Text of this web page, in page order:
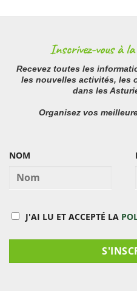
Inscrivez-vous à
Recevez toutes les
les nouvelles activités, les
dans les
Organisez vos
NOM
J'AI LU ET ACCEPTÉ LA